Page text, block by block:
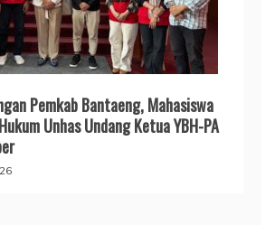
Pemkab Bantaeng, Mahasiswa
Unhas Undang Ketua YBH-PA